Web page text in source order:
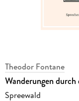
Theodor Fontane
Wanderungen
Spreewald